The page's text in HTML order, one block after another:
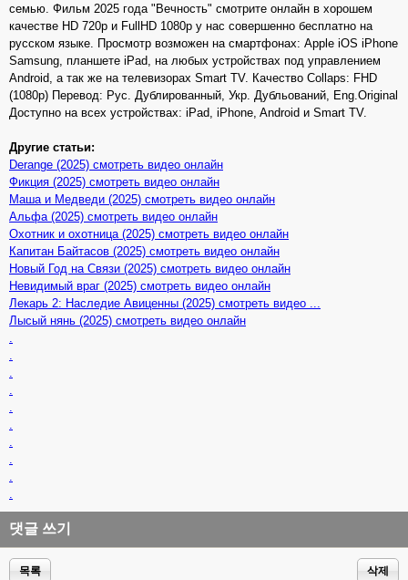
семью. Фильм 2025 года "Вечность" смотрите онлайн в хорошем
качестве HD 720p и FullHD 1080p у нас совершенно бесплатно на
русском языке. Просмотр возможен на смартфонах: Apple iOS iPhone
Samsung, планшете iPad, на любых устройствах под управлением
Android, а так же на телевизорах Smart TV. Качество Collaps: FHD
(1080p) Перевод: Рус. Дублированный, Укр. Дубльований, Eng.Original
Доступно на всех устройствах: iPad, iPhone, Android и Smart TV.
Другие статьи:
Derange (2025) смотреть видео онлайн
Фикция (2025) смотреть видео онлайн
Маша и Медведи (2025) смотреть видео онлайн
Альфа (2025) смотреть видео онлайн
Охотник и охотница (2025) смотреть видео онлайн
Капитан Байтасов (2025) смотреть видео онлайн
Новый Год на Связи (2025) смотреть видео онлайн
Невидимый враг (2025) смотреть видео онлайн
Лекарь 2: Наследие Авиценны (2025) смотреть видео ...
Лысый нянь (2025) смотреть видео онлайн
댓글 쓰기
목록 삭제